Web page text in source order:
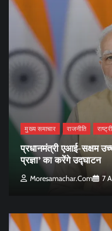
मुख्य समाचार राजनीति
प्रधानमंत्री एआई-सक्षम
प्रज्ञा’ का करेंगे उद्घाटन
Moresamachar.com 7